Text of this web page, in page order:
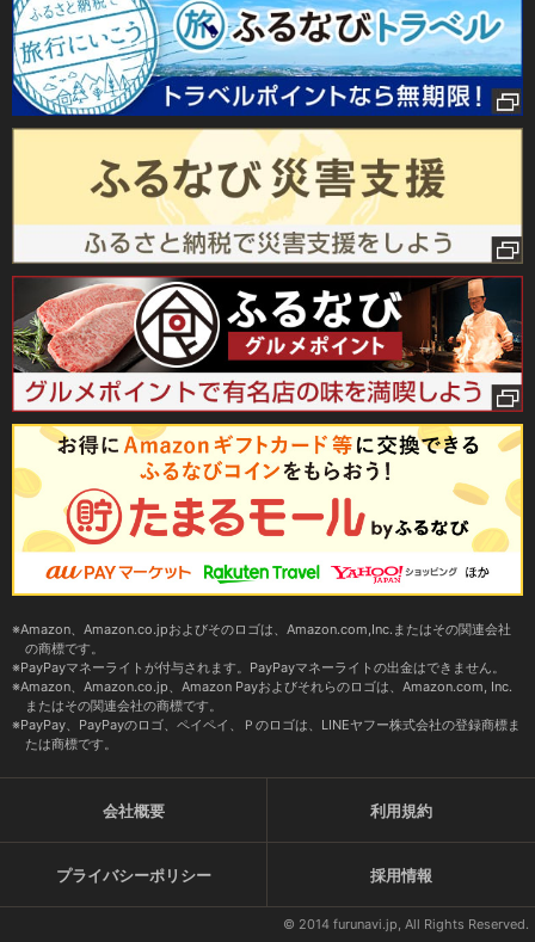
Amazon、Amazon.co.jpおよびそのロゴは、Amazon.com,Inc.またはその関連会社
の商標です。
PayPayマネーライトが付与されます。PayPayマネーライトの出金はできません。
Amazon、Amazon.co.jp、Amazon Payおよびそれらのロゴは、Amazon.com, Inc.
またはその関連会社の商標です。
PayPay、PayPayのロゴ、ペイペイ、Ｐのロゴは、LINEヤフー株式会社の登録商標ま
たは商標です。
会社概要 利用規約
プライバシーポリシー 採用情報
© 2014 furunavi.jp, All Rights Reserved.